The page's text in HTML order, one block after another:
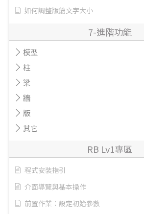
如何調整版筋文字大小
7-進階功能
模型
柱
梁
牆
版
其它
RB Lv1專區
程式安裝指引
介面導覽與基本操作
前置作業：設定初始參數